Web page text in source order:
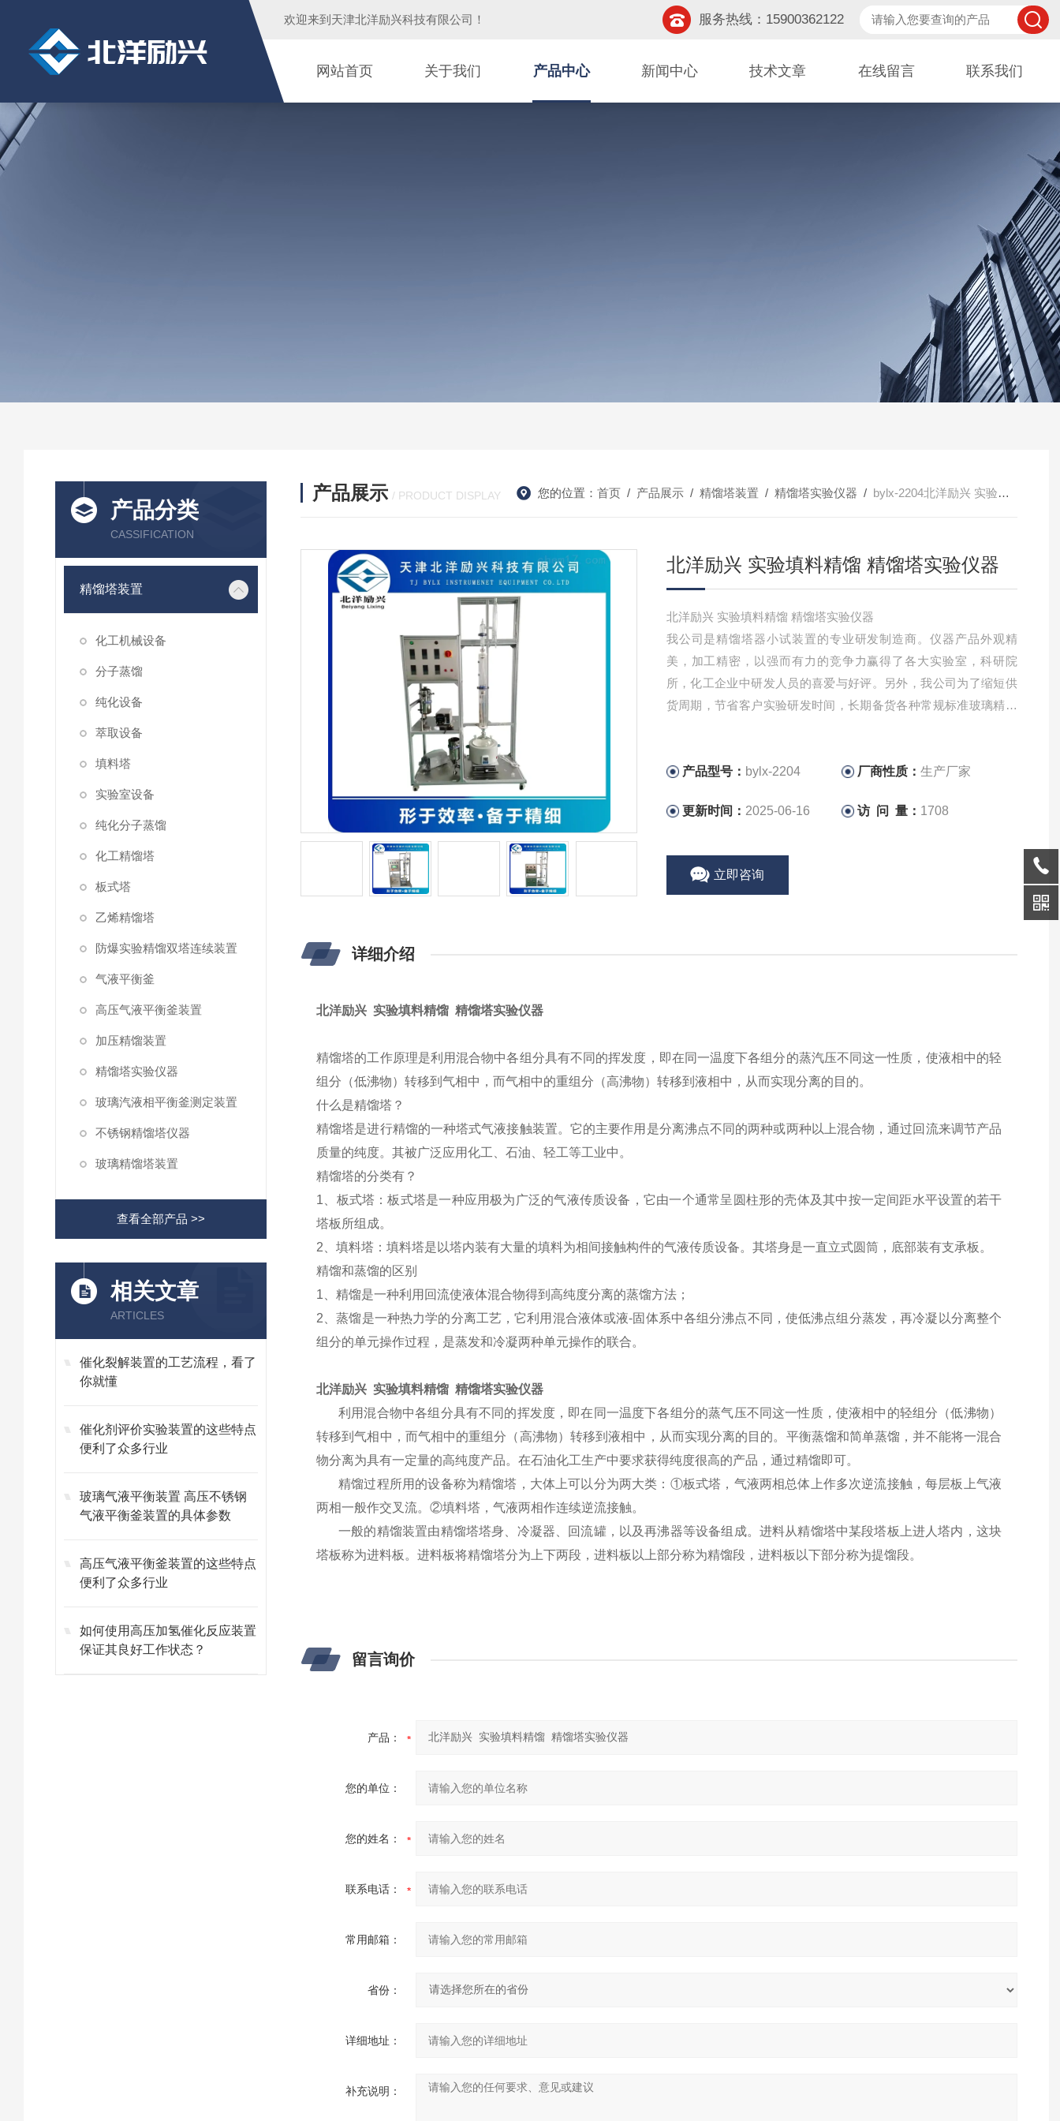
欢迎来到 天津北洋励兴科技有限公司 ！ 服务热线：15900362122
网站首页 关于我们 产品中心 新闻中心 技术文章 在线留言 联系我们
产品分类
CASSIFICATION
精馏塔装置
化工机械设备
分子蒸馏
纯化设备
萃取设备
填料塔
实验室设备
纯化分子蒸馏
化工精馏塔
板式塔
乙烯精馏塔
防爆实验精馏双塔连续装置
气液平衡釜
高压气液平衡釜装置
加压精馏装置
精馏塔实验仪器
玻璃汽液相平衡釜测定装置
不锈钢精馏塔仪器
玻璃精馏塔装置
查看全部产品 >>
相关文章
ARTICLES
催化裂解装置的工艺流程，看了
你就懂
催化剂评价实验装置的这些特点
便利了众多行业
玻璃气液平衡装置 高压不锈钢
气液平衡釜装置的具体参数
高压气液平衡釜装置的这些特点
便利了众多行业
如何使用高压加氢催化反应装置
保证其良好工作状态？
产品展示 / PRODUCT DISPLAY 您的位置： 首页/ 产品展示/ 精馏塔装置 / 精馏塔实验仪器 / bylx-2204北洋励兴 实验填料精馏 精馏塔实验仪器
北洋励兴 实验填料精馏 精馏塔实验仪器
北洋励兴 实验填料精馏 精馏塔实验仪器
我公司是精馏塔器小试装置的专业研发制造商。仪器产品外观精
美，加工精密，以强而有力的竞争力赢得了各大实验室，科研院
所，化工企业中研发人员的喜爱与好评。另外，我公司为了缩短供
货周期，节省客户实验研发时间，长期备货各种常规标准玻璃精馏
产品型号： bylx-2204 厂商性质：生产厂家
更新时间： 2025-06-16 访 问 量： 1708
立即咨询
详细介绍
北洋励兴 实验填料精馏 精馏塔实验仪器
精馏塔的工作原理是利用混合物中各组分具有不同的挥发度，即在同一温度下各组分的蒸汽压不同这一性质，使液相中的轻
组分（低沸物）转移到气相中，而气相中的重组分（高沸物）转移到液相中，从而实现分离的目的。
什么是精馏塔？
精馏塔是进行精馏的一种塔式气液接触装置。它的主要作用是分离沸点不同的两种或两种以上混合物，通过回流来调节产品
质量的纯度。其被广泛应用化工、石油、轻工等工业中。
精馏塔的分类有？
1 、板式塔：板式塔是一种应用极为广泛的气液传质设备，它由一个通常呈圆柱形的壳体及其中按一定间距水平设置的若干
塔板所组成。
2 、填料塔：填料塔是以塔内装有大量的填料为相间接触构件的气液传质设备。其塔身是一直立式圆筒，底部装有支承板。
精馏和蒸馏的区别
1 、精馏是一种利用回流使液体混合物得到高纯度分离的蒸馏方法；
2 、蒸馏是一种热力学的分离工艺，它利用混合液体或液-固体系中各组分沸点不同，使低沸点组分蒸发，再冷凝以分离整个
组分的单元操作过程，是蒸发和冷凝两种单元操作的联合。
北洋励兴 实验填料精馏 精馏塔实验仪器
利用混合物中各组分具有不同的挥发度，即在同一温度下各组分的蒸气压不同这一性质，使液相中的轻组分（低沸物）
转移到气相中，而气相中的重组分（高沸物）转移到液相中，从而实现分离的目的。平衡蒸馏和简单蒸馏，并不能将一混合
物分离为具有一定量的高纯度产品。在石油化工生产中要求获得纯度很高的产品，通过精馏即可。
精馏过程所用的设备称为精馏塔，大体上可以分为两大类： ①板式塔，气液两相总体上作多次逆流接触，每层板上气液
两相一般作交叉流。②填料塔，气液两相作连续逆流接触。
一般的精馏装置由精馏塔塔身、冷凝器、回流罐，以及再沸器等设备组成。进料从精馏塔中某段塔板上进人塔内，这块
塔板称为进料板。进料板将精馏塔分为上下两段，进料板以上部分称为精馏段，进料板以下部分称为提馏段。
留言询价
产品：
您的单位：
您的姓名：
联系电话：
常用邮箱：
省份：
详细地址：
补充说明：